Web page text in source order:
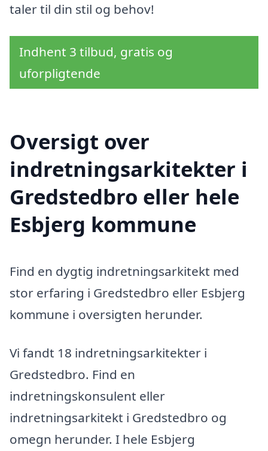
taler til din stil og behov!
Indhent 3 tilbud, gratis og
uforpligtende
Oversigt over
indretningsarkitekter i
Gredstedbro eller hele
Esbjerg kommune
Find en dygtig indretningsarkitekt med
stor erfaring i Gredstedbro eller Esbjerg
kommune i oversigten herunder.
Vi fandt 18 indretningsarkitekter i
Gredstedbro. Find en
indretningskonsulent eller
indretningsarkitekt i Gredstedbro og
omegn herunder. I hele Esbjerg